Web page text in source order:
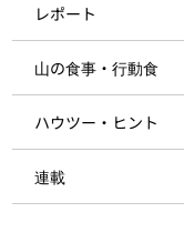
レポート
山の食事・行動食
ハウツー・ヒント
連載